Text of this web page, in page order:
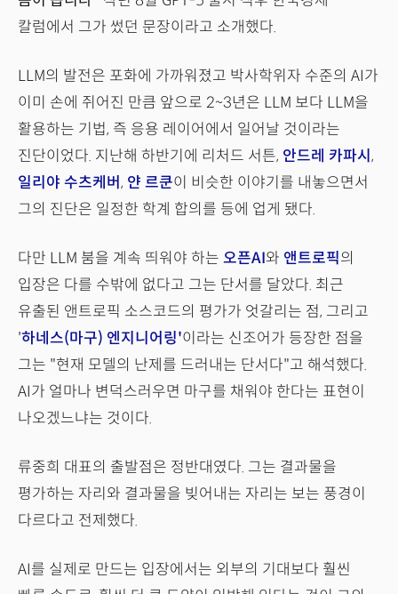
칼럼에서 그가 썼던 문장이라고 소개했다.
LLM의 발전은 포화에 가까워졌고 박사학위자 수준의 AI가
이미 손에 쥐어진 만큼 앞으로 2~3년은 LLM 보다 LLM을
활용하는 기법, 즉 응용 레이어에서 일어날 것이라는
진단이었다. 지난해 하반기에 리처드 서튼, 안드레 카파시 ,
일리야 수츠케버, 얀 르쿤이 비슷한 이야기를 내놓으면서
그의 진단은 일정한 학계 합의를 등에 업게 됐다.
다만 LLM 붐을 계속 띄워야 하는 오픈AI와 앤트로픽의
입장은 다를 수밖에 없다고 그는 단서를 달았다. 최근
유출된 앤트로픽 소스코드의 평가가 엇갈리는 점, 그리고
'하네스(마구) 엔지니어링'이라는 신조어가 등장한 점을
그는 "현재 모델의 난제를 드러내는 단서다"고 해석했다.
AI가 얼마나 변덕스러우면 마구를 채워야 한다는 표현이
나오겠느냐는 것이다.
류중희 대표의 출발점은 정반대였다. 그는 결과물을
평가하는 자리와 결과물을 빚어내는 자리는 보는 풍경이
다르다고 전제했다.
AI를 실제로 만드는 입장에서는 외부의 기대보다 훨씬